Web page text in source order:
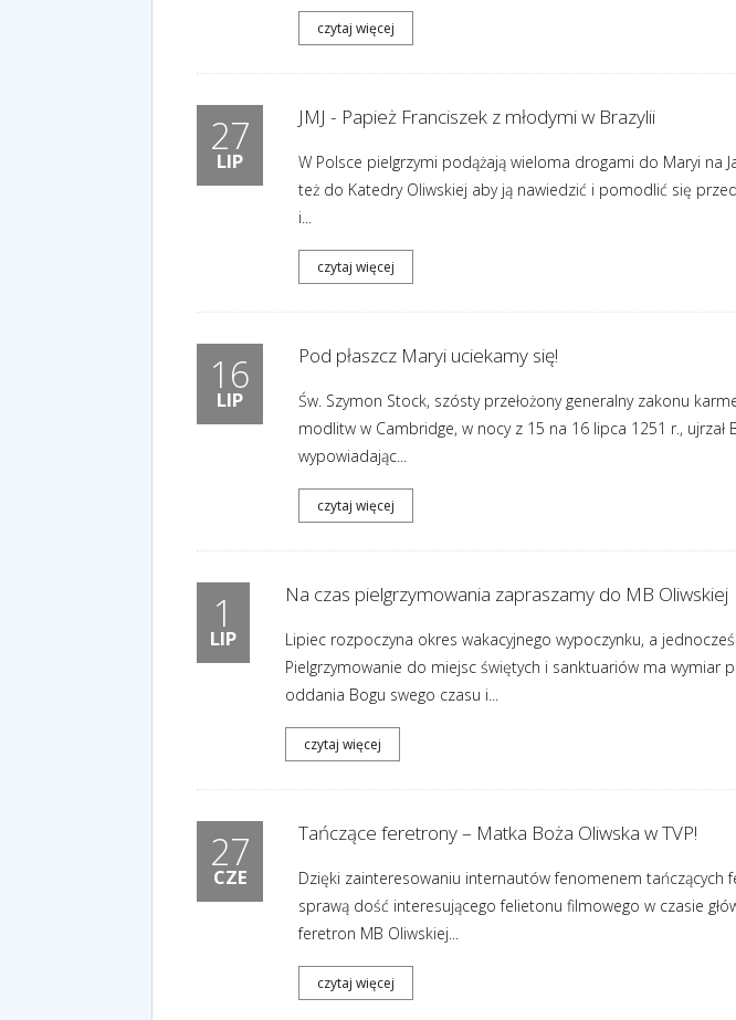
czytaj więcej
27
LIP
JMJ - Papież Franciszek z młodymi w Brazylii
W Polsce pielgrzymi podążają wieloma drogami do Maryi na
też do Katedry Oliwskiej aby ją nawiedzić i pomodlić się
i...
czytaj więcej
16
LIP
Pod płaszcz Maryi uciekamy się!
Św. Szymon Stock, szósty przełożony generalny zakonu
modlitw w Cambridge, w nocy z 15 na 16 lipca 1251 r., ujrzał
wypowiadając...
czytaj więcej
1
LIP
Na czas pielgrzymowania zapraszamy do MB Oliwskiej
Lipiec rozpoczyna okres wakacyjnego wypoczynku, a
Pielgrzymowanie do miejsc świętych i sanktuariów ma wymiar
oddania Bogu swego czasu i...
czytaj więcej
27
CZE
Tańczące feretrony – Matka Boża Oliwska w TVP!
Dzięki zainteresowaniu internautów fenomenem
sprawą dość interesującego felietonu filmowego w czasie
feretron MB Oliwskiej...
czytaj więcej